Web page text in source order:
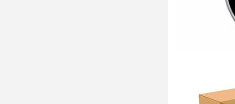
Мы можем